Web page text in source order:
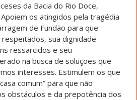
da Bacia do Rio Doce,
os atingidos pela tragédia
de Fundão para que
sua dignidade
ressarcidos e seu
na busca de soluções que
interesses. Estimulem os que
comum” para que não
obstáculos e da prepotência dos